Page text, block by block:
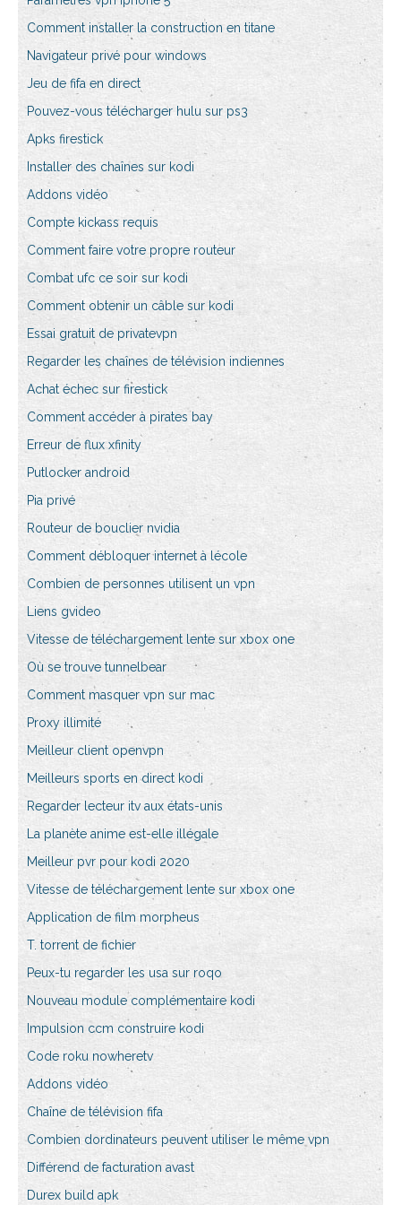
Comment installer la construction en titane
Navigateur privé pour windows
Jeu de fifa en direct
Pouvez-vous télécharger hulu sur ps3
Apks firestick
Installer des chaînes sur kodi
Addons vidéo
Compte kickass requis
Comment faire votre propre routeur
Combat ufc ce soir sur kodi
Comment obtenir un câble sur kodi
Essai gratuit de privatevpn
Regarder les chaînes de télévision indiennes
Achat échec sur firestick
Comment accéder à pirates bay
Erreur de flux xfinity
Putlocker android
Pia privé
Routeur de bouclier nvidia
Comment débloquer internet à lécole
Combien de personnes utilisent un vpn
Liens gvideo
Vitesse de téléchargement lente sur xbox one
Où se trouve tunnelbear
Comment masquer vpn sur mac
Proxy illimité
Meilleur client openvpn
Meilleurs sports en direct kodi
Regarder lecteur itv aux états-unis
La planète anime est-elle illégale
Meilleur pvr pour kodi 2020
Vitesse de téléchargement lente sur xbox one
Application de film morpheus
T. torrent de fichier
Peux-tu regarder les usa sur roqo
Nouveau module complémentaire kodi
Impulsion ccm construire kodi
Code roku nowheretv
Addons vidéo
Chaîne de télévision fifa
Combien dordinateurs peuvent utiliser le même vpn
Différend de facturation avast
Durex build apk